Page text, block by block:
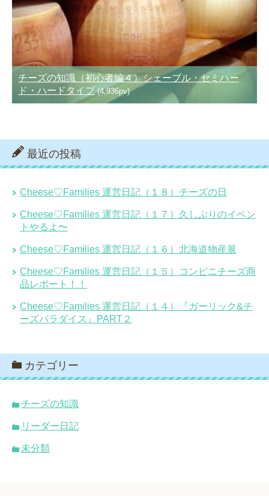
チーズの知識（初心者編４）シェーブル・セミハー
ド・ハードタイプ(4,936pv)
最近の投稿
Cheese♡Families 運営日記（１８）チーズの日
Cheese♡Families 運営日記（１７）久しぶりのイベン
トやるよ〜
Cheese♡Families 運営日記（１６）北海道物産展
Cheese♡Families 運営日記（１５）コンビニチーズ商
品レポート！！
Cheese♡Families 運営日記（１４）『ガーリック&チ
ーズパラダイス』PART２
カテゴリー
チーズの知識
リーダー日記
未分類